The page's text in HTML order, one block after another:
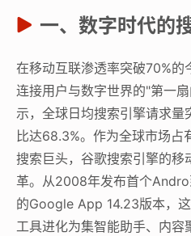
一、数字时代的
在移动互联渗透率突破70%的
连接用户与数字世界的"第一
示，全球日均搜索引擎请求
比达68.3%。作为全球市场占
搜索巨头，谷歌搜索引擎的移
革。从2008年发布首个
的Google App 14.23版本，
工具进化为集智能助手、内容